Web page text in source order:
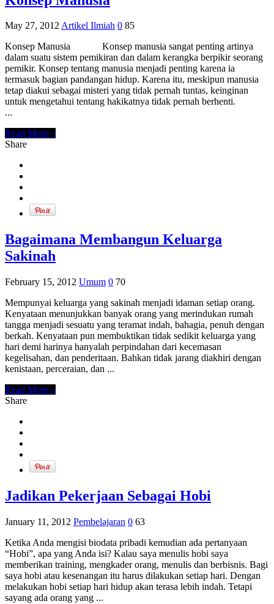
May 27, 2012Artikel Ilmiah 0 85
Konsep Manusia Konsep manusia sangat penting artinya
dalam suatu sistem pemikiran dan dalam kerangka berpikir seorang
pemikir. Konsep tentang manusia menjadi penting karena ia
termasuk bagian pandangan hidup. Karena itu, meskipun manusia
tetap diakui sebagai misteri yang tidak pernah tuntas, keinginan
untuk mengetahui tentang hakikatnya tidak pernah berhenti.
...
Read More »
Share
Bagaimana Membangun Keluarga
Sakinah
February 15, 2012 Umum 0 70
Mempunyai keluarga yang sakinah menjadi idaman setiap orang.
Kenyataan menunjukkan banyak orang yang merindukan rumah
tangga menjadi sesuatu yang teramat indah, bahagia, penuh dengan
berkah. Kenyataan pun membuktikan tidak sedikit keluarga yang
hari demi harinya hanyalah perpindahan dari kecemasan
kegelisahan, dan penderitaan. Bahkan tidak jarang diakhiri dengan
kenistaan, perceraian, dan ...
Read More »
Share
Jadikan Pekerjaan Sebagai Hobi
January 11, 2012 Pembelajaran 0 63
Ketika Anda mengisi biodata pribadi kemudian ada pertanyaan
“Hobi”, apa yang Anda isi? Kalau saya menulis hobi saya
memberikan training, mengkader orang, menulis dan berbisnis. Bagi
saya hobi atau kesenangan itu harus dilakukan setiap hari. Dengan
melakukan hobi setiap hari hidup akan terasa lebih indah. Tetapi
sayang ada orang yang ...